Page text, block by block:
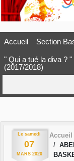
Accueil Section
" Qui a tué la diva ? "
(2017/2018)
Le samedi
07
MARS 2020
Accueil